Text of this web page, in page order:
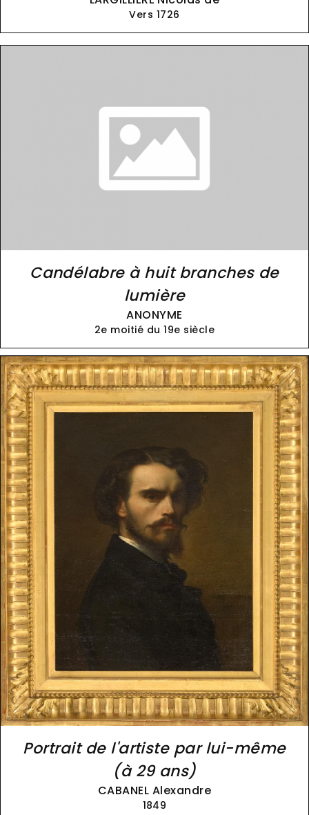
Vers 1726
Candélabre à huit branches de
lumière
ANONYME
2e moitié du 19e siècle
Portrait de l'artiste par lui-même
(à 29 ans)
CABANEL Alexandre
1849